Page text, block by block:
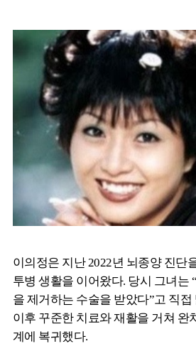
이의정은 지난 2022년 뇌종양 진단
투병 생활을 이어왔다. 당시 그녀는
을 제거하는 수술을 받았다”고 직
이후 꾸준한 치료와 재활을 거쳐 완
계에 복귀했다.